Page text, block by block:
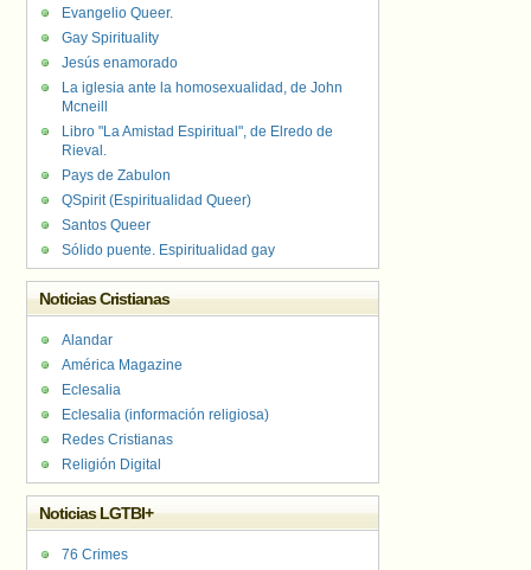
Evangelio Queer.
Gay Spirituality
Jesús enamorado
La iglesia ante la homosexualidad, de John
Mcneill
Libro "La Amistad Espiritual", de Elredo de
Rieval.
Pays de Zabulon
QSpirit (Espiritualidad Queer)
Santos Queer
Sólido puente. Espiritualidad gay
Noticias Cristianas
Alandar
América Magazine
Eclesalia
Eclesalia (información religiosa)
Redes Cristianas
Religión Digital
Noticias LGTBI+
76 Crimes